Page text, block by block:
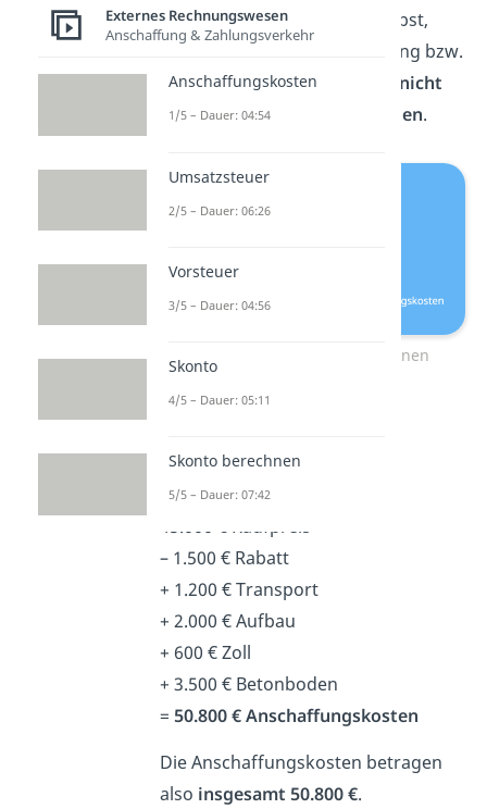
nicht die Anschaffung selbst,
sondern die Instandhaltung bzw.
die Zahlung. Sie gehören nicht
zu denAnschaffungskosten.
Anschaffungskosten berechnen
45.000 € Kaufpreis
– 1.500 € Rabatt
+ 1.200 € Transport
+ 2.000 € Aufbau
+ 600 € Zoll
+ 3.500 € Betonboden
=50.800 € Anschaffungskosten
Die Anschaffungskosten betragen
also insgesamt 50.800 €.
Externes Rechnungswesen
Anschaffung & Zahlungsverkehr
Anschaffungskosten
1/5 – Dauer: 04:54
Umsatzsteuer
2/5 – Dauer: 06:26
Vorsteuer
3/5 – Dauer: 04:56
Skonto
4/5 – Dauer: 05:11
Skonto berechnen
5/5 – Dauer: 07:42